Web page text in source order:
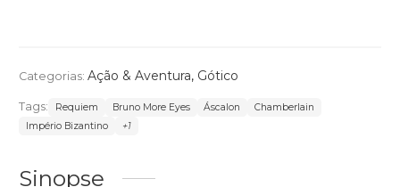
Categorias: Ação & Aventura, Gótico
Tags: Requiem Bruno More Eyes Áscalon
Chamberlain
Império Bizantino
+1
Sinopse